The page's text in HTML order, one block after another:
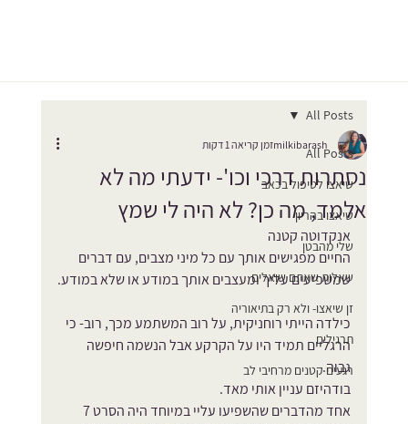
All Posts
שיאצו לטיפול בכאב
שיאצו בהריון
שלי מהבטן
שאלות שאתם שואלים
זן שיאצו- ולא רק בתיאוריה
תרגילים
רגעים קטנים מרחיבי לב
All Posts
נסתרות דרכי וכו'- ידעתי מה לא
אלמד, מה כן? לא היה לי שמץ
milkibarashזמן קריאה 1 דקות
אנקדוטה קטנה
החיים מפגישים אותך עם כל מיני מצבים, עם דברים
שמשפיעים עליך ומעצבים אותך במודע או שלא במודע.
כילדה הייתי רוחניקית, על רוב המשתמע מכך, רוב- כי
הרגליים תמיד היו על הקרקע אבל הנשמה חיפשה
גבוה.
בודהיזם עניין אותי מאד.
אחד מהדברים שהשפיעו עליי במיוחד היה הסרט 7